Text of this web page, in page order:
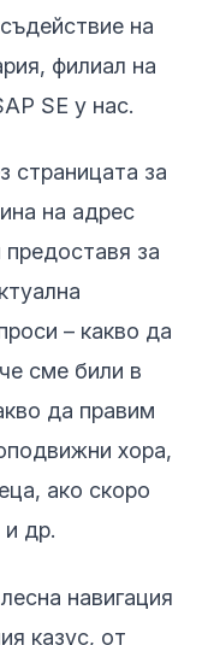
на
филиал на
SE у нас.
страницата за
на адрес
предоставя за
– какво да
сме били в
да правим
хора,
ако скоро
др.
навигация
казус, от